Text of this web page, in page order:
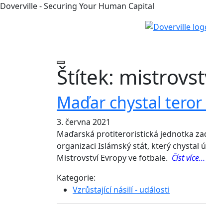
Doverville - Securing Your Human Capital
Štítek:
Maďar chystal
3. června 2021
Maďarská protiteroristická jednotka
organizaci Islámský stát, který chystal
Mistrovství Evropy ve fotbale. Číst více…
Kategorie:
Vzrůstající násilí - události